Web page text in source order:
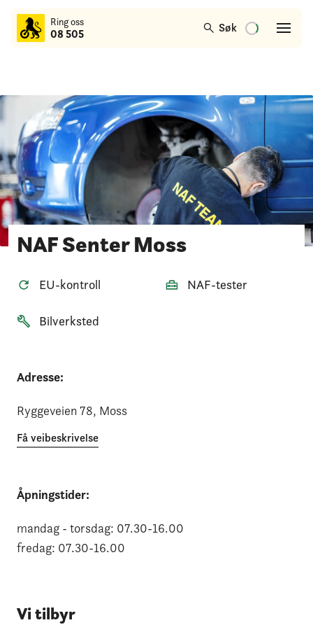
Ring oss
08 505 Søk
hovedinnhold
NAF Senter Moss
EU-kontroll NAF-tester
Bilverksted
Adresse:
Ryggeveien 78, Moss
Få veibeskrivelse
Åpningstider:
mandag - torsdag: 07.30-16.00
fredag: 07.30-16.00
Vi tilbyr